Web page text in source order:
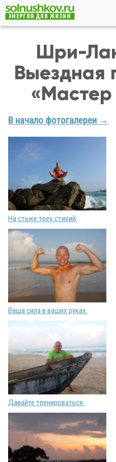
Шри-
Выездная
В начало фотогалереи →
На стыке трех стихий.
Ваша сила в ваших руках.
Давайте тренироваться.